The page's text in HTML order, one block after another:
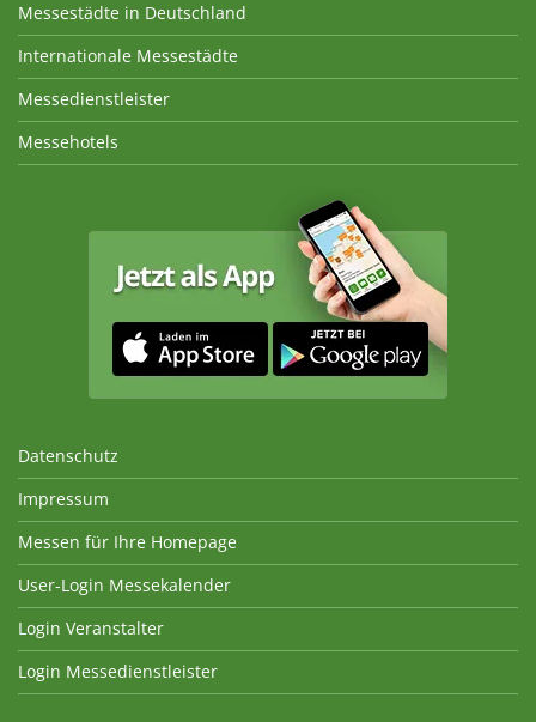
Messestädte in Deutschland
Internationale Messestädte
Messedienstleister
Messehotels
Datenschutz
Impressum
Messen für Ihre Homepage
User-Login Messekalender
Login Veranstalter
Login Messedienstleister